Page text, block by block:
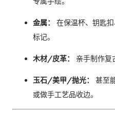
金属：
在保温杯、钥匙
标记。
木材/皮革： 亲手制作复
玉石/美甲/抛光：
甚至
或做手工艺品收边。